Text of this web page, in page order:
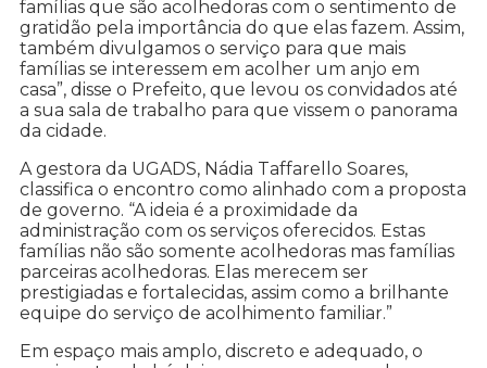
famílias que são acolhedoras com o sentimento de
gratidão pela importância do que elas fazem. Assim,
também divulgamos o serviço para que mais
famílias se interessem em acolher um anjo em
casa”, disse o Prefeito, que levou os convidados até
a sua sala de trabalho para que vissem o panorama
da cidade.
A gestora da UGADS, Nádia Taffarello Soares,
classifica o encontro como alinhado com a proposta
de governo. “A ideia é a proximidade da
administração com os serviços oferecidos. Estas
famílias não são somente acolhedoras mas famílias
parceiras acolhedoras. Elas merecem ser
prestigiadas e fortalecidas, assim como a brilhante
equipe do serviço de acolhimento familiar.”
Em espaço mais amplo, discreto e adequado, o